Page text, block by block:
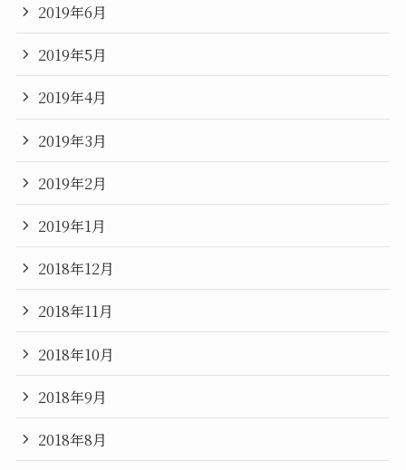
2019年6月
2019年5月
2019年4月
2019年3月
2019年2月
2019年1月
2018年12月
2018年11月
2018年10月
2018年9月
2018年8月